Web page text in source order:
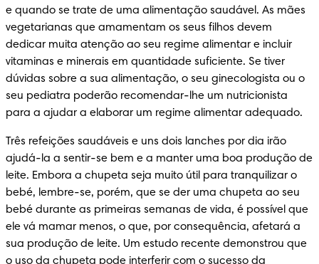
e quando se trate de uma alimentação saudável. As mães
vegetarianas que amamentam os seus filhos devem
dedicar muita atenção ao seu regime alimentar e incluir
vitaminas e minerais em quantidade suficiente. Se tiver
dúvidas sobre a sua alimentação, o seu ginecologista ou o
seu pediatra poderão recomendar-lhe um nutricionista
para a ajudar a elaborar um regime alimentar adequado.
Três refeições saudáveis e uns dois lanches por dia irão
ajudá-la a sentir-se bem e a manter uma boa produção de
leite. Embora a chupeta seja muito útil para tranquilizar o
bebé, lembre-se, porém, que se der uma chupeta ao seu
bebé durante as primeiras semanas de vida, é possível que
ele vá mamar menos, o que, por consequência, afetará a
sua produção de leite. Um estudo recente demonstrou que
o uso da chupeta pode interferir com o sucesso da